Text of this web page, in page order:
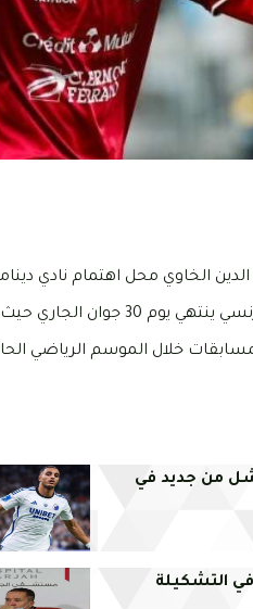
الخاوي محل اهتمام نادي
حرا من كل ارتباط.
من جديد في
التشكيلة